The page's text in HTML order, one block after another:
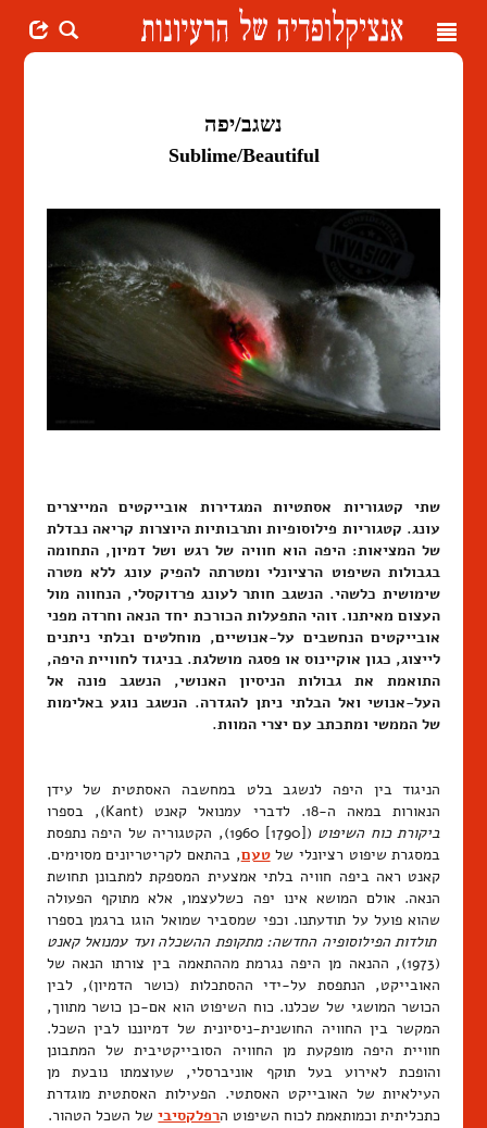
Toggle
נשגב/יפה
Sublime/Beautiful
שתי קטגוריות אסתטיות המגדירות אובייקטים המייצרים
עונג. קטגוריות פילוסופיות ותרבותיות היוצרות קריאה נבדלת
של המציאות: היפה הוא חוויה של רגש ושל דמיון, התחומה
בגבולות השיפוט הרציונלי ומטרתה להפיק עונג ללא מטרה
שימושית כלשהי. הנשגב חותר לעונג פרדוקסלי, הנחווה מול
העצום מאיתנו. זוהי התפעלות הכורכת יחד הנאה וחרדה מפני
אובייקטים הנחשבים על-אנושיים, מוחלטים ובלתי ניתנים
לייצוג, כגון אוקיינוס או פסגה מושלגת. בניגוד לחוויית היפה,
התואמת את גבולות הניסיון האנושי, הנשגב פונה אל
העל-אנושי ואל הבלתי ניתן להגדרה. הנשגב נוגע באלימות
של הממשי ומתכתב עם יצרי המוות.
הניגוד בין היפה לנשגב בלט במחשבה האסתטית של עידן
הנאורות במאה ה-18. לדברי עמנואל קאנט (Kant), בספרו
ביקורת כוח השיפוט
([1790] 1960), הקטגוריה של היפה נתפסת
במסגרת שיפוט רציונלי שלטעם, בהתאם לקריטריונים מסוימים.
קאנט ראה ביפה חוויה בלתי אמצעית המספקת למתבונן תחושת
הנאה. אולם המושא אינו יפה כשלעצמו, אלא מתוקף הפעולה
שהוא פועל על תודעתנו. וכפי שמסביר שמואל הוגו ברגמן בספרו
תולדות הפילוסופיה החדשה: מתקופת ההשכלה ועד עמנואל קאנט
(1973), ההנאה מן היפה נגרמת מההתאמה בין צורתו הנאה של
האובייקט, הנתפסת על-ידי ההסתכלות (כושר הדמיון), לבין
הכושר המושגי של שכלנו. כוח השיפוט הוא אם-כן כושר מתווך,
המקשר בין החוויה החושנית-ניסיונית של דמיוננו לבין השכל.
חוויית היפה מופקעת מן החוויה הסובייקטיבית של המתבונן
והופכת לאירוע בעל תוקף אוניברסלי, שעוצמתו נובעת מן
העילאיות של האובייקט האסתטי. הפעילות האסתטית מוגדרת
כתכליתית וכמותאמת לכוח השיפוט הרפלקסיבישל השכל הטהור.